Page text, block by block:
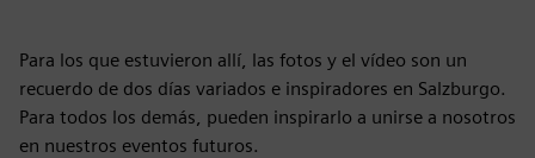
Para los que estuvieron allí, las fotos y el vídeo son un
recuerdo de dos días variados e inspiradores en Salzburgo.
Para todos los demás, pueden inspirarlo a unirse a nosotros
en nuestros eventos futuros.